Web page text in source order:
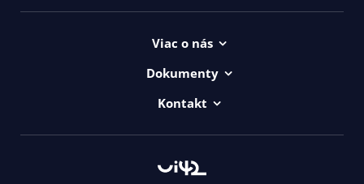
Viac o nás
uičkovská abeceda
Dokumenty
GDPR
Kontakt
Kontakt